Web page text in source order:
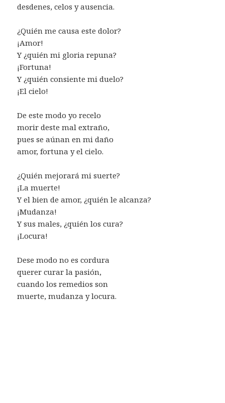
desdenes, celos y ausencia.
¿Quién me causa este dolor?
¡Amor!
Y ¿quién mi gloria repuna?
¡Fortuna!
Y ¿quién consiente mi duelo?
¡El cielo!
De este modo yo recelo
morir deste mal extraño,
pues se aúnan en mi daño
amor, fortuna y el cielo.
¿Quién mejorará mi suerte?
¡La muerte!
Y el bien de amor, ¿quién le alcanza?
¡Mudanza!
Y sus males, ¿quién los cura?
¡Locura!
Dese modo no es cordura
querer curar la pasión,
cuando los remedios son
muerte, mudanza y locura.